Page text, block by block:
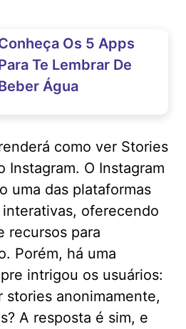
Os 5 Apps
Te Lembrar De
Água
como ver Stories
Instagram. O Instagram
uma das plataformas
oferecendo
recursos para
Porém, há uma
intrigou os usuários:
stories anonimamente,
A resposta é sim, e